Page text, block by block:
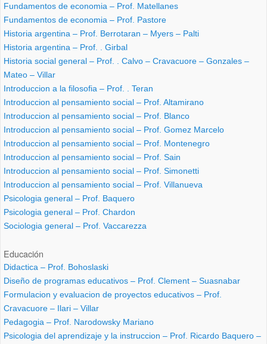
Fundamentos de economia – Prof. Matellanes
Fundamentos de economia – Prof. Pastore
Historia argentina – Prof. Berrotaran – Myers – Palti
Historia argentina – Prof. . Girbal
Historia social general – Prof. . Calvo – Cravacuore – Gonzales –
Mateo – Villar
Introduccion a la filosofia – Prof. . Teran
Introduccion al pensamiento social – Prof. Altamirano
Introduccion al pensamiento social – Prof. Blanco
Introduccion al pensamiento social – Prof. Gomez Marcelo
Introduccion al pensamiento social – Prof. Montenegro
Introduccion al pensamiento social – Prof. Sain
Introduccion al pensamiento social – Prof. Simonetti
Introduccion al pensamiento social – Prof. Villanueva
Psicologia general – Prof. Baquero
Psicologia general – Prof. Chardon
Sociologia general – Prof. Vaccarezza
Educación
Didactica – Prof. Bohoslaski
Diseño de programas educativos – Prof. Clement – Suasnabar
Formulacion y evaluacion de proyectos educativos – Prof.
Cravacuore – Ilari – Villar
Pedagogia – Prof. Narodowsky Mariano
Psicologia del aprendizaje y la instruccion – Prof. Ricardo Baquero –